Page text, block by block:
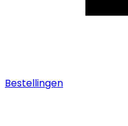
Bestellingen